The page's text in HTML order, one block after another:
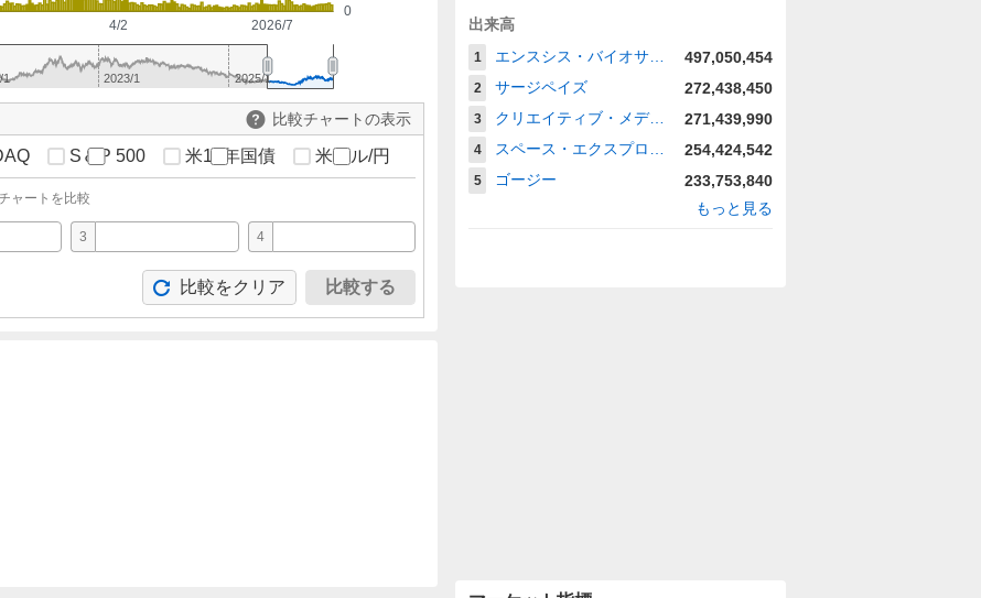
0
2026/7
4/2
1 2025/1
2023/1
比較チャートの表示
S＆P 500 米10年国債 米ドル/円
ャートを比較
3 4
比較をクリア 比較する
出来高
1 エンスシス・バイオサイエンシズ 497,050,454
2 サージペイズ 272,438,450
3 クリエイティブ・メディカル・テクノロジー・ホールディングス 271,439,990
4 スペース・エクスプロレーション・テクノロジーズ 254,424,542
5 ゴージー
233,753,840
もっと見る